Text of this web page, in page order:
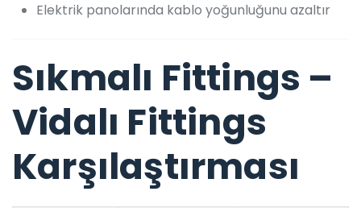
Elektrik panolarında kablo yoğunluğunu azaltır
Sıkmalı Fittings –
Vidalı Fittings
Karşılaştırması